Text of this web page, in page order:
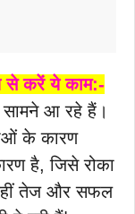
से करें ये काम:-
सामने आ रहे हैं।
के कारण
है, जिसे रोका
तेज और सफल